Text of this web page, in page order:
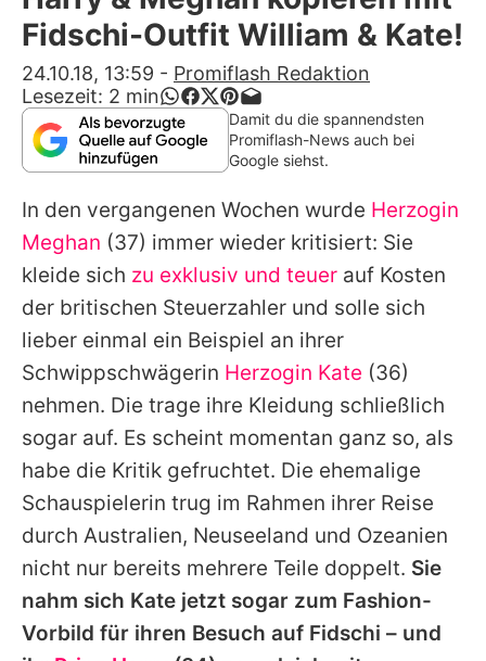
Alle Themen auf Promiflash
App runterladen
Team
Redaktionelle Richtlinien
Impressum
Nutzungsbedingungen
Utiq verwalten
Fidschi-Outfit William & Kate!
24.10.18, 13:59 - Promiflash Redaktion
Lesezeit: 2 min
Damit du die spannendsten
Promiflash-News auch bei
Google siehst.
In den vergangenen Wochen wurde Herzogin
Meghan (37) immer wieder kritisiert: Sie
kleide sich zu exklusiv und teuer auf Kosten
der britischen Steuerzahler und solle sich
lieber einmal ein Beispiel an ihrer
Schwippschwägerin Herzogin Kate (36)
nehmen. Die trage ihre Kleidung schließlich
sogar auf. Es scheint momentan ganz so, als
habe die Kritik gefruchtet. Die ehemalige
Schauspielerin trug im Rahmen ihrer Reise
durch Australien, Neuseeland und Ozeanien
nicht nur bereits mehrere Teile doppelt. Sie
nahm sich Kate jetzt sogar zum Fashion-
Vorbild für ihren Besuch auf Fidschi – und